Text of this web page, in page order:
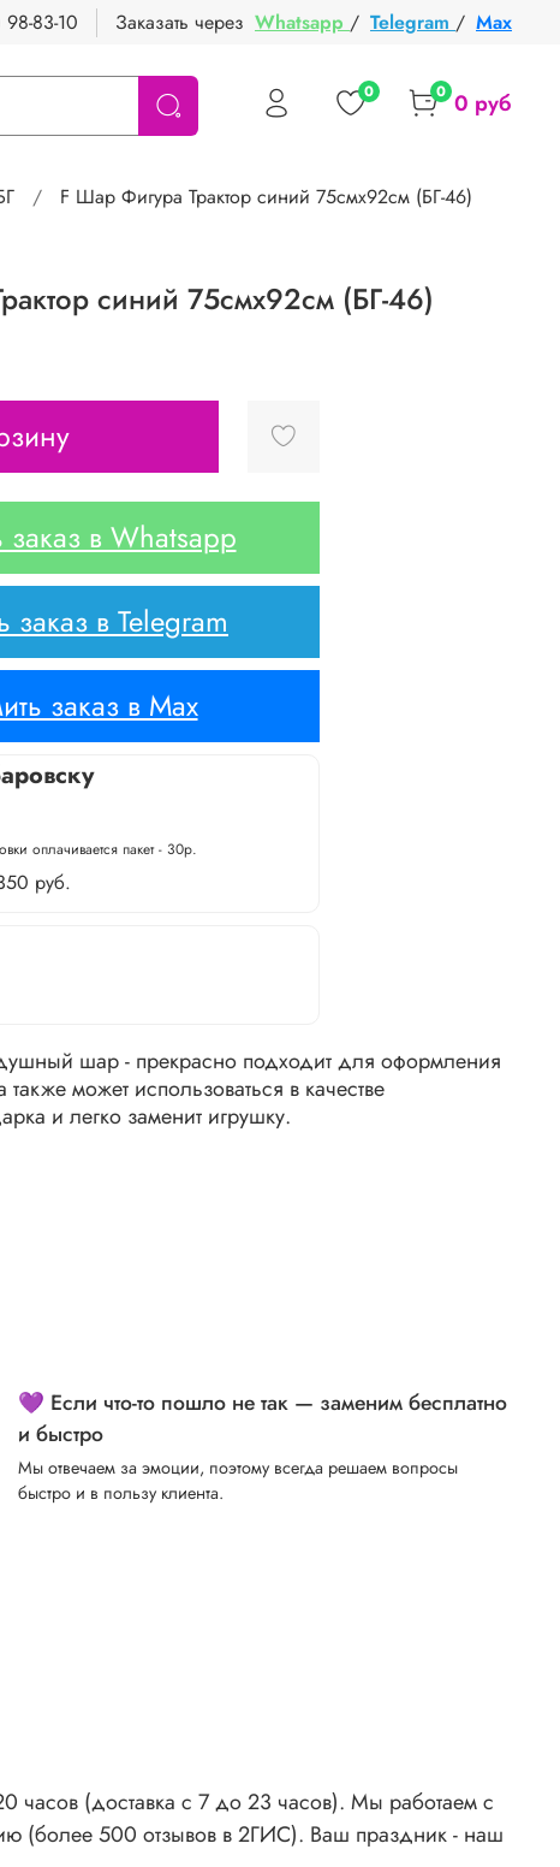
83-10 Заказать через Whatsapp / Telegram / Max
0 0 0 руб
F Шар Фигура Трактор синий 75смх92см (БГ-46)
синий 75смх92см (БГ-46)
в Whatsapp
в Telegram
заказ в Max
оплачивается пакет - 30р.
руб.
шар - прекрасно подходит для оформления
может использоваться в качестве
и легко заменит игрушку.
💜 Если что-то пошло не так — заменим бесплатно
и быстро
Мы отвечаем за эмоции, поэтому всегда решаем вопросы
быстро и в пользу клиента.
часов (доставка с 7 до 23 часов). Мы работаем с
(более 500 отзывов в 2ГИС). Ваш праздник - наш